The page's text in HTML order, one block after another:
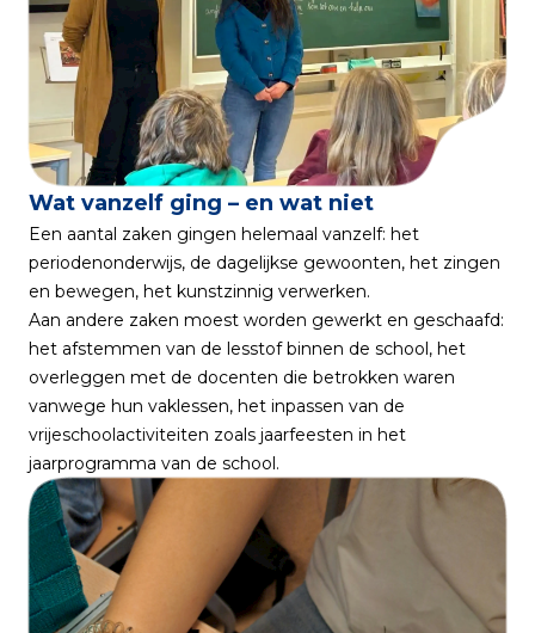
Wat vanzelf ging – en wat niet
Een aantal zaken gingen helemaal vanzelf: het
periodenonderwijs, de dagelijkse gewoonten, het zingen
en bewegen, het kunstzinnig verwerken.
Aan andere zaken moest worden gewerkt en geschaafd:
het afstemmen van de lesstof binnen de school, het
overleggen met de docenten die betrokken waren
vanwege hun vaklessen, het inpassen van de
vrijeschoolactiviteiten zoals jaarfeesten in het
jaarprogramma van de school.